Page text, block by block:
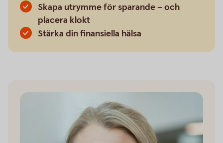
Skapa utrymme för sparande – och
placera klokt
Stärka din finansiella hälsa